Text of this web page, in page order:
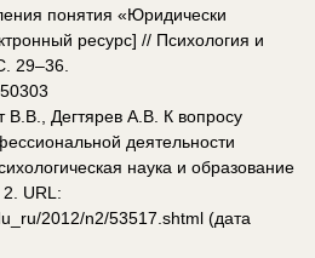
понятия «Юридически
ресурс] // Психология и
29–36.
В.В., Дегтярев А.В. К вопросу
деятельности
наука и образование
URL:
2012/n2/53517.shtml (дата